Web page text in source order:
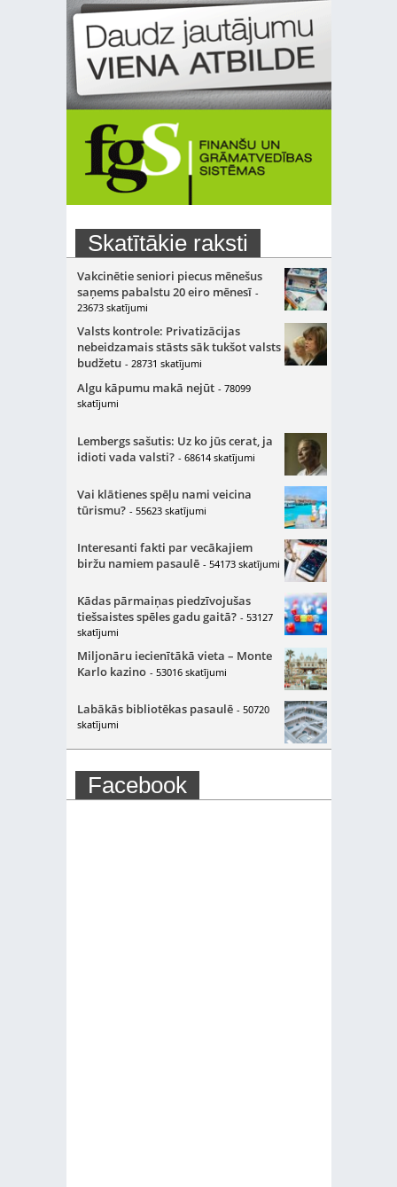
Skatītākie raksti
Vakcinētie seniori piecus mēnešus
saņems pabalstu 20 eiro mēnesī -
23673 skatījumi
Valsts kontrole: Privatizācijas
nebeidzamais stāsts sāk tukšot valsts
budžetu - 28731 skatījumi
Algu kāpumu makā nejūt - 78099
skatījumi
Lembergs sašutis: Uz ko jūs cerat, ja
idioti vada valsti? - 68614 skatījumi
Vai klātienes spēļu nami veicina
tūrismu? - 55623 skatījumi
Interesanti fakti par vecākajiem
biržu namiem pasaulē - 54173 skatījumi
Kādas pārmaiņas piedzīvojušas
tiešsaistes spēles gadu gaitā? - 53127
skatījumi
Miljonāru iecienītākā vieta – Monte
Karlo kazino - 53016 skatījumi
Labākās bibliotēkas pasaulē - 50720
skatījumi
Facebook